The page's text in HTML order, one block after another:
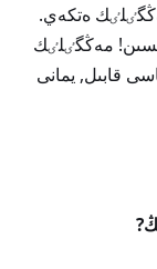
ەتكەي.
مەڭگٸلٸك
قابىل, يمانى